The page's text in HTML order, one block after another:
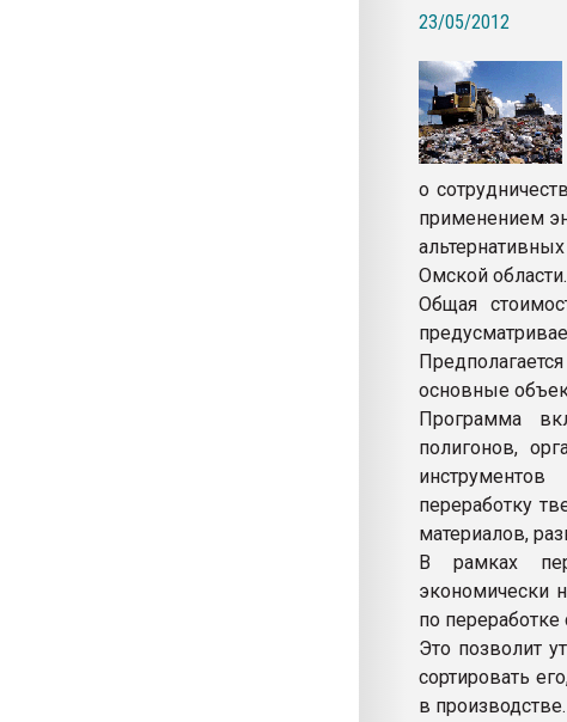
ПЕРЕЙТИ НА
23/05/2012
о
применением
Омской области.
Общая
основные
Программа
полигонов,
переработку
материалов,
В рамках
экономически
по переработке
Это позволит
сортировать
в производстве.